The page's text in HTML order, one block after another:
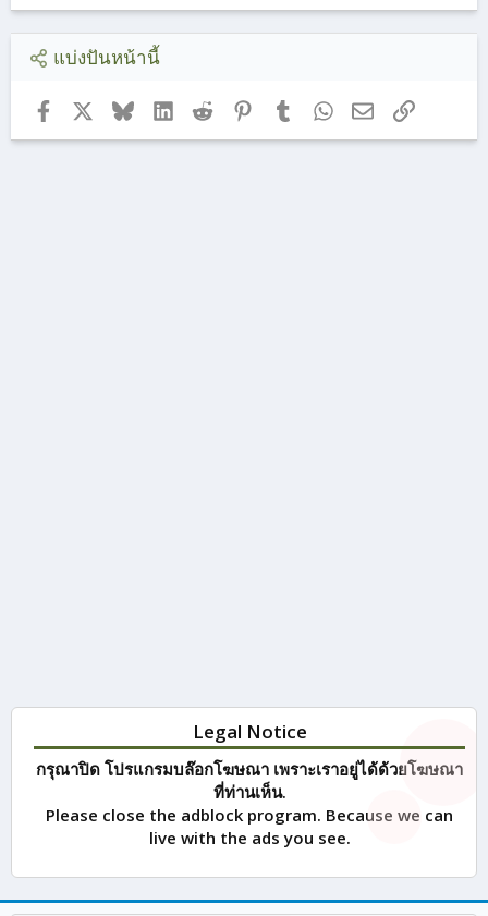
แบ่งปันหน้านี้
FacebookX (ทวิตเตอร์)
BlueskyLinkedInReddit Pinterest
TumblrWhatsApp
อีเมล ลิงก์
Legal Notice
กรุณาปิด โปรแกรมบล๊อกโฆษณา เพราะเราอยู่ได้ด้วยโฆษณา
ที่ท่านเห็น.
Please close the adblock program. Because we can
live with the ads you see.